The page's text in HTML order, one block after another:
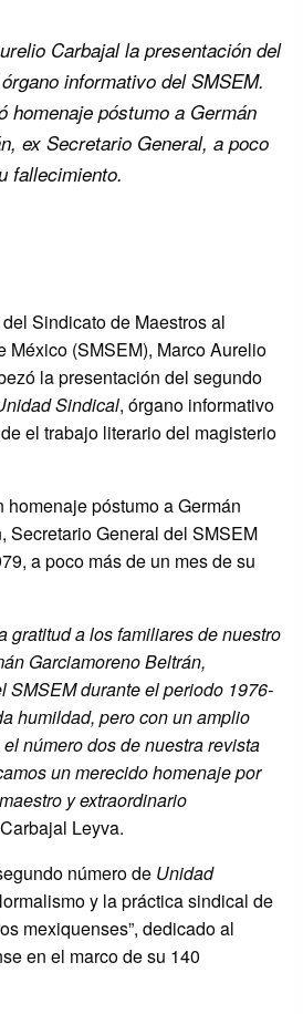
Carbajal la presentación del
informativo del SMSEM.
homenaje póstumo a Germán
ex Secretario General, a poco
fallecimiento.
Sindicato de Maestros al
México (SMSEM), Marco Aurelio
la presentación del segundo
Sindical, órgano informativo
el trabajo literario del magisterio
homenaje póstumo a Germán
Secretario General del SMSEM
a poco más de un mes de su
gratitud a los familiares de nuestro
Garciamoreno Beltrán,
SMSEM durante el periodo 1976-
humildad, pero con un amplio
número dos de nuestra revista
un merecido homenaje por
y extraordinario
Leyva.
número de Unidad
y la práctica sindical de
mexiquenses”, dedicado al
en el marco de su 140